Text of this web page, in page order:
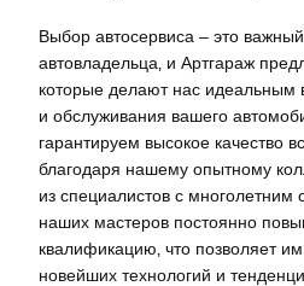
Выбор автосервиса – это
автовладельца‚ и Артгараж
которые делают нас идеальным
и обслуживания вашего
гарантируем высокое качество
благодаря нашему опытному
из специалистов с
наших мастеров постоянно
квалификацию‚ что позволяет
новейших технологий и